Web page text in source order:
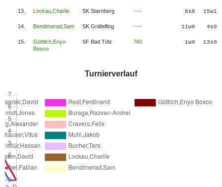
13. Lockau,Charlie SK Starnberg ---- 8s0 15w1
14. Bendimerad,Sam SK Gräfelfing ---- 11w0 4s0
15.
Göttlich,Enyo
Bosco
SF Bad Tölz 760 1w0 13s0
Turnierverlauf